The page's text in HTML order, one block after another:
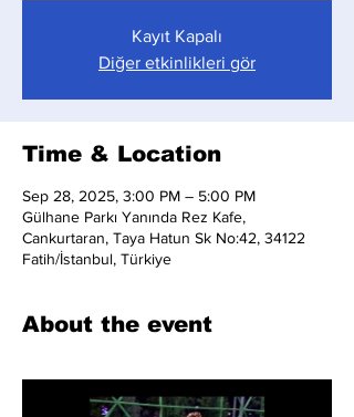
Kayıt Kapalı
Diğer etkinlikleri gör
Time & Location
Sep 28, 2025, 3:00 PM – 5:00 PM
Gülhane Parkı Yanında Rez Kafe,
Cankurtaran, Taya Hatun Sk No:42, 34122
Fatih/İstanbul, Türkiye
About the event